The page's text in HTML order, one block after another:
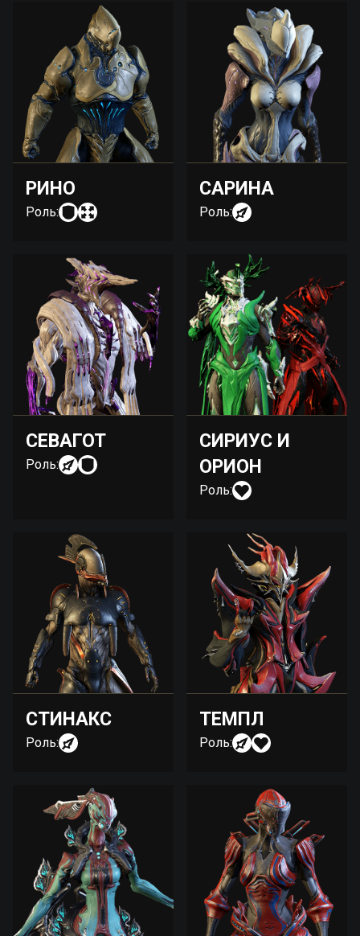
РИНО
Роль:
САРИНА
Роль:
СЕВАГОТ
Роль:
СИРИУС И
ОРИОН
Роль:
СТИНАКС
Роль:
ТЕМПЛ
Роль: